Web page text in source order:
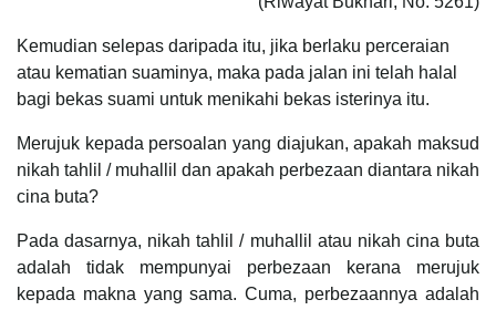
Kemudian selepas daripada itu, jika berlaku perceraian
atau kematian suaminya, maka pada jalan ini telah halal
bagi bekas suami untuk menikahi bekas isterinya itu.
Merujuk kepada persoalan yang diajukan, apakah maksud
nikah tahlil / muhallil dan apakah perbezaan diantara nikah
cina buta?
Pada dasarnya, nikah tahlil / muhallil atau nikah cina buta
adalah tidak mempunyai perbezaan kerana merujuk
kepada makna yang sama. Cuma, perbezaannya adalah